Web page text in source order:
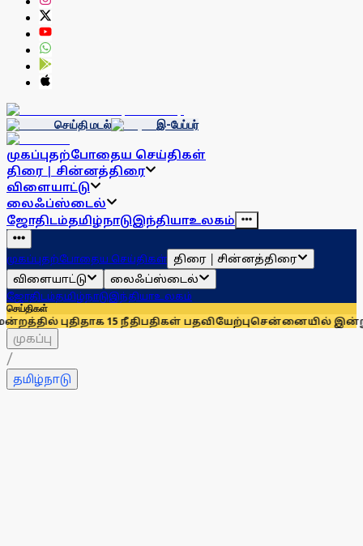
செய்தி மடல் இ-பேப்பர்
முகப்புதற்போதைய செய்திகள்
திரை | சின்னத்திரை
விளையாட்டு
லைஃப்ஸ்டைல்
ஜோதிடம்தமிழ்நாடுஇந்தியாஉலகம்
முகப்புதற்போதைய செய்திகள் திரை | சின்னத்திரை
விளையாட்டு
லைஃப்ஸ்டைல்
ஜோதிடம்தமிழ்நாடுஇந்தியாஉலகம்
செய்திகள்
15 நீதிபதிகள் பதவியேற்புசென்னையில் இன்றும்
முகப்பு
/
தமிழ்நாடு